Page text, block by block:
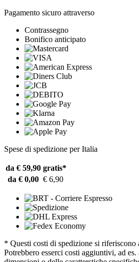
Pagamento sicuro attraverso
Contrassegno
Bonifico anticipato
Spese di spedizione per Italia
da € 59,90 gratis*
da € 0,00 € 6,90
* Questi costi di spedizione si riferiscono
Potrebbero esserci costi aggiuntivi, ad es.